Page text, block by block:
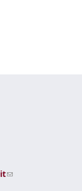
(link sends e-mail)
mail)